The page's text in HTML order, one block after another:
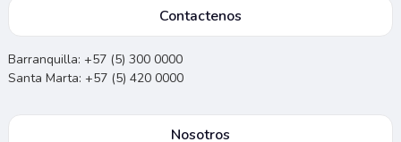
Contactenos
Barranquilla: +57 (5) 300 0000
Santa Marta: +57 (5) 420 0000
Nosotros